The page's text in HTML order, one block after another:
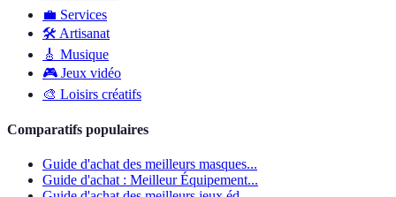
💼 Services
🛠 Artisanat
🎸 Musique
🎮 Jeux vidéo
🎨 Loisirs créatifs
Comparatifs populaires
Guide d'achat des meilleurs masques...
Guide d'achat : Meilleur Équipement...